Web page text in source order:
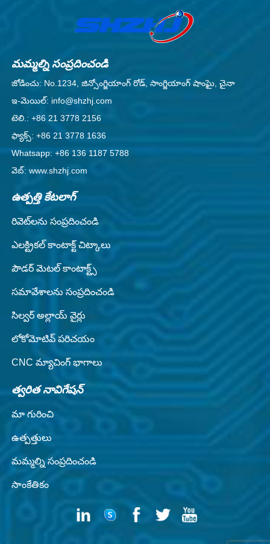
మమ్మల్ని సంప్రదించండి
జోడించు: No.1234, జిన్సోంగ్జియాంగ్ రోడ్, సాంగ్జియాంగ్ షాంఘై, చైనా
ఇ-మెయిల్: info@shzhj.com
టెలి.: +86 21 3778 2156
ఫ్యాక్స్: +86 21 3778 1636
Whatsapp: +86 136 1187 5788
వెబ్: www.shzhj.com
ఉత్పత్తి కేటలాగ్
రివెట్‌లను సంప్రదించండి
ఎలక్ట్రికల్ కాంటాక్ట్ చిట్కాలు
పౌడర్ మెటల్ కాంటాక్ట్స్
సమావేశాలను సంప్రదించండి
సిల్వర్ అల్లాయ్ వైర్లు
లోకోమోటివ్ పరిచయం
CNC మ్యాచింగ్ భాగాలు
త్వరిత నావిగేషన్
మా గురించి
ఉత్పత్తులు
మమ్మల్ని సంప్రదించండి
సాంకేతికం